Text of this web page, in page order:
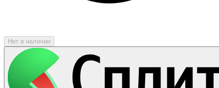
Нет в наличии